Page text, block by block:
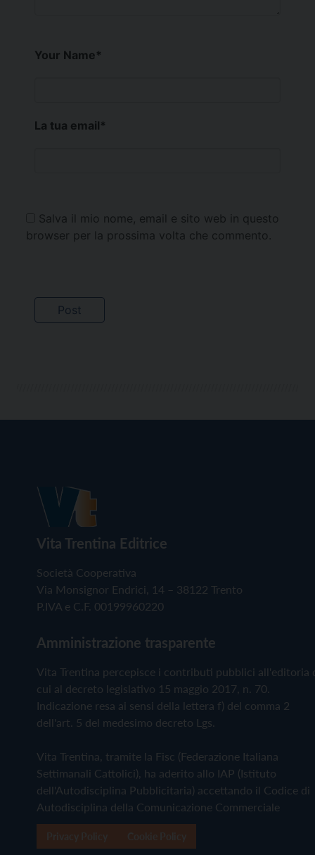
Your Name*
La tua email*
Salva il mio nome, email e sito web in questo
browser per la prossima volta che commento.
Vita Trentina Editrice
Società Cooperativa
Via Monsignor Endrici, 14 – 38122 Trento
P.IVA e C.F. 00199960220
Amministrazione trasparente
Vita Trentina percepisce i contributi pubblici all'editoria
cui al decreto legislativo 15 maggio 2017, n. 70.
Indicazione resa ai sensi della lettera f) del comma 2
dell'art. 5 del medesimo decreto Lgs.
Vita Trentina, tramite la Fisc (Federazione Italiana
Settimanali Cattolici), ha aderito allo IAP (Istituto
dell'Autodisciplina Pubblicitaria) accettando il Codice di
Autodisciplina della Comunicazione Commerciale